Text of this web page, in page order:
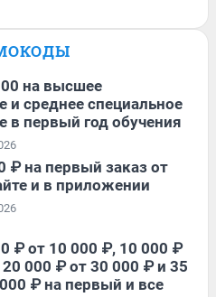
на высшее
и среднее специальное
в первый год обучения
₽ на первый заказ от
и в приложении
₽ от 10 000 ₽, 10 000 ₽
000 ₽ от 30 000 ₽ и 35
₽ на первый и все